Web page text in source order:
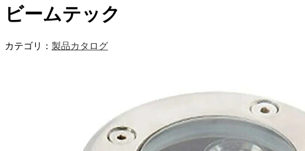
ビームテック
カテゴリ： 製品カタログ